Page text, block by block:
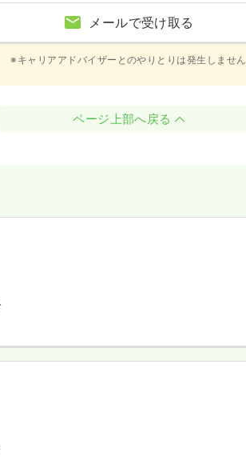
メールで受け取る
※キャリアアドバイザーとのやりとりは発生しません
ページ上部へ戻る